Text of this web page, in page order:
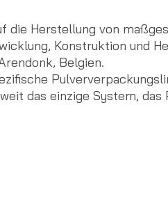
die Herstellung von
Konstruktion und
Belgien.
das einzige System,